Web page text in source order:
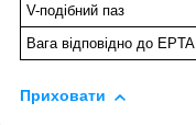
V-подібний паз
Вага відповідно до EPTA
Приховати